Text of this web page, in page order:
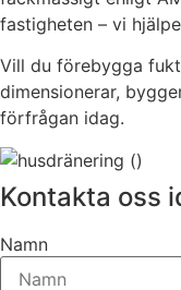
fastigheten – vi
Vill du förebygga
dimensionerar,
förfrågan idag.
Kontakta oss
Namn